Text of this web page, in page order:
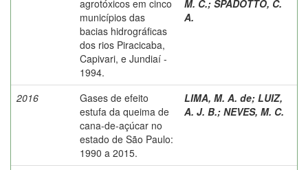
agrotóxicos em cinco
municípios das
bacias hidrográficas
dos rios Piracicaba,
Capivari, e Jundiaí -
1994.
M. C.; SPADOTTO, C.
A.
2016
Gases de efeito
estufa da queima de
cana-de-açúcar no
estado de São Paulo:
1990 a 2015.
LIMA, M. A. de; LUIZ,
A. J. B.; NEVES, M. C.